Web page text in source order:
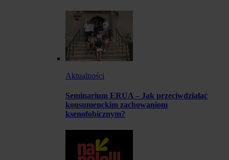
Aktualności
Seminarium ERUA – Jak przeciwdziałać
konsumenckim zachowaniom
ksenofobicznym?